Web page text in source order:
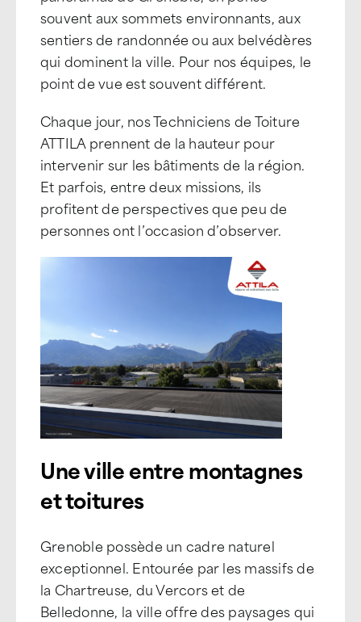
souvent aux sommets environnants, aux
sentiers de randonnée ou aux belvédères
qui dominent la ville. Pour nos équipes, le
point de vue est souvent différent.
Chaque jour, nos Techniciens de Toiture
ATTILA prennent de la hauteur pour
intervenir sur les bâtiments de la région.
Et parfois, entre deux missions, ils
profitent de perspectives que peu de
personnes ont l’occasion d’observer.
Une ville entre montagnes
et toitures
Grenoble possède un cadre naturel
exceptionnel. Entourée par les massifs de
la Chartreuse, du Vercors et de
Belledonne, la ville offre des paysages qui